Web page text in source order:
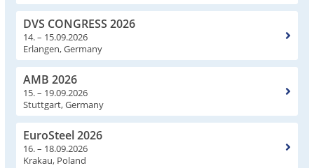
DVS CONGRESS 2026
14. – 15.09.2026
Erlangen, Germany
AMB 2026
15. – 19.09.2026
Stuttgart, Germany
EuroSteel 2026
16. – 18.09.2026
Krakau, Poland